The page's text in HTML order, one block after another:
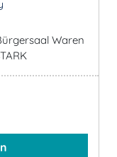
Waren